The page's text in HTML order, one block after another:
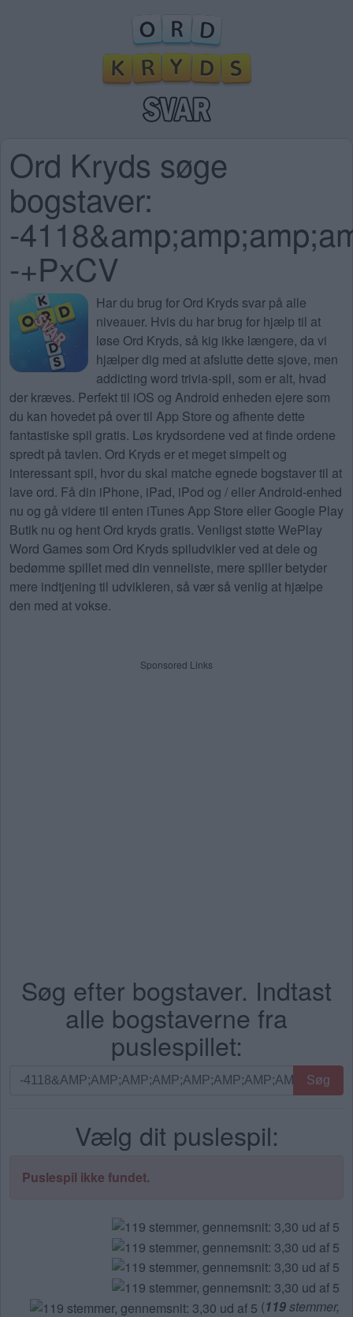
Ord Kryds søge
bogstaver:
-
-+PxCV
Har du brug for Ord Kryds svar på alle
niveauer. Hvis du har brug for hjælp til at
løse Ord Kryds, så kig ikke længere, da vi
hjælper dig med at afslutte dette sjove, men
addicting word trivia-spil, som er alt, hvad
der kræves. Perfekt til iOS og Android enheden ejere som
du kan hovedet på over til App Store og afhente dette
fantastiske spil gratis. Løs krydsordene ved at finde ordene
spredt på tavlen. Ord Kryds er et meget simpelt og
interessant spil, hvor du skal matche egnede bogstaver til at
lave ord. Få din iPhone, iPad, iPod og / eller Android-enhed
nu og gå videre til enten iTunes App Store eller Google Play
Butik nu og hent Ord kryds gratis. Venligst støtte WePlay
Word Games som Ord Kryds spiludvikler ved at dele og
bedømme spillet med din venneliste, mere spiller betyder
mere indtjening til udvikleren, så vær så venlig at hjælpe
den med at vokse.
Sponsored Links
Søg efter bogstaver. Indtast
alle bogstaverne fra
puslespillet:
Søg
bogstaverne
Søg
Vælg dit puslespil:
Puslespil ikke fundet.
(119stemmer,